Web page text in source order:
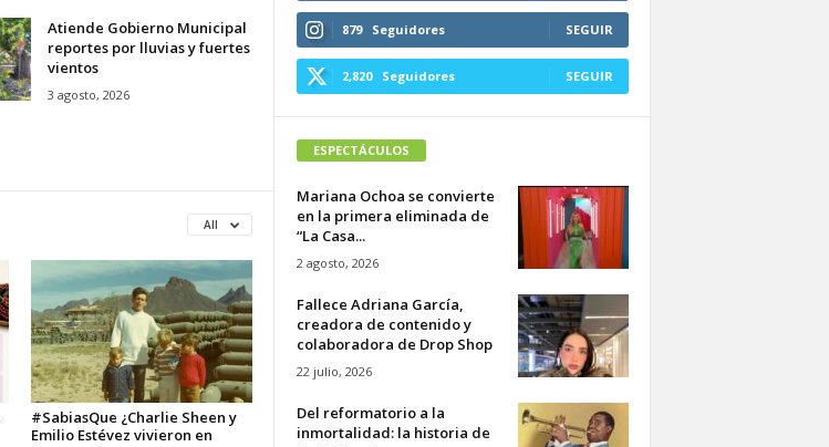
Atiende Gobierno Municipal
reportes por lluvias y fuertes
vientos
3 agosto, 2026
All
#SabiasQue ¿Charlie Sheen y
Emilio Estévez vivieron en
879 Seguidores SEGUIR
2,820 Seguidores SEGUIR
ESPECTÁCULOS
Mariana Ochoa se convierte
en la primera eliminada de
“La Casa...
2 agosto, 2026
Fallece Adriana García,
creadora de contenido y
colaboradora de Drop Shop
22 julio, 2026
Del reformatorio a la
inmortalidad: la historia de